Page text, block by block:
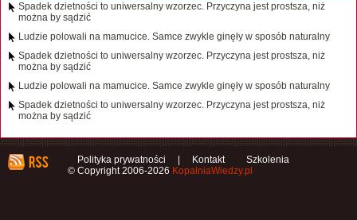
Spadek dzietności to uniwersalny wzorzec. Przyczyna jest prostsza, niż
można by sądzić
Ludzie polowali na mamucice. Samce zwykle ginęły w sposób naturalny
Spadek dzietności to uniwersalny wzorzec. Przyczyna jest prostsza, niż
można by sądzić
Ludzie polowali na mamucice. Samce zwykle ginęły w sposób naturalny
Spadek dzietności to uniwersalny wzorzec. Przyczyna jest prostsza, niż
można by sądzić
Polityka prywatności Kontakt
Szkolenia
© Copyright 2006-2026 KopalniaWiedzy.pl